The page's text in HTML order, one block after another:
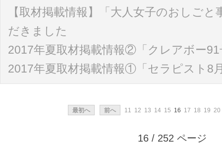
【取材掲載情報】「大人女子のおしご
だきました
2017年夏取材掲載情報②「クレアボー91
2017年夏取材掲載情報①「セラピスト8
最初へ 前へ 11 12 13 14 15 16 17 18 19 20
16 / 252 ページ